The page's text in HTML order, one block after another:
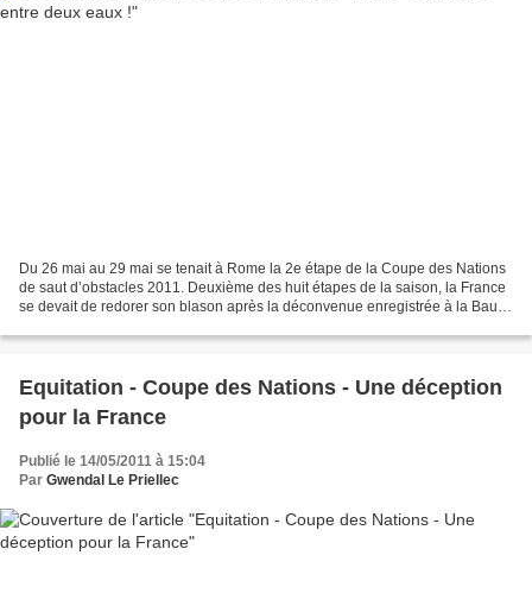
Du 26 mai au 29 mai se tenait à Rome la 2e étape de la Coupe des Nations
de saut d’obstacles 2011. Deuxième des huit étapes de la saison, la France
se devait de redorer son blason après la déconvenue enregistrée à la Baule,
Equitation - Coupe des Nations - Une déception
pour la France
Publié le 14/05/2011 à 15:04
Par Gwendal Le Priellec